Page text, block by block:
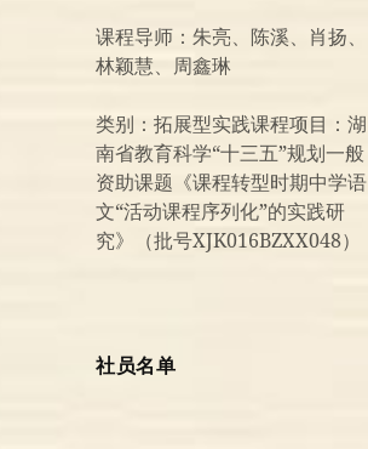
课程导师：朱亮、陈溪、肖扬、
林颖慧、周鑫琳
类别：拓展型实践课程项目：湖
南省教育科学“十三五”规划一般
资助课题《课程转型时期中学语
文“活动课程序列化”的实践研
究》（批号XJK016BZXX048）
社员名单